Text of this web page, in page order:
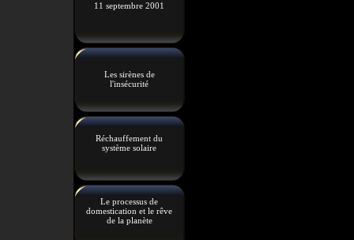
11 septembre 2001
Les sirènes de
l'insécurité
Réchauffement du
système solaire
Le processus de
domestication et le rêve
de la planète